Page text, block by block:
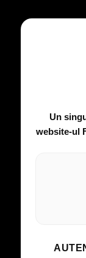
Un
website-ul